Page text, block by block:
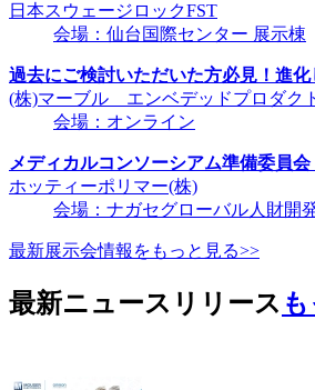
日本スウェージロックFST
会場：仙台国際センター 展示棟
過去にご検討いただいた方必見！進
(株)マーブル エンベデッドプロダク
会場：オンライン
メディカルコンソーシアム準備委
ホッティーポリマー(株)
会場：ナガセグローバル人財
最新展示会情報をもっと見る>>
最新ニュースリリース